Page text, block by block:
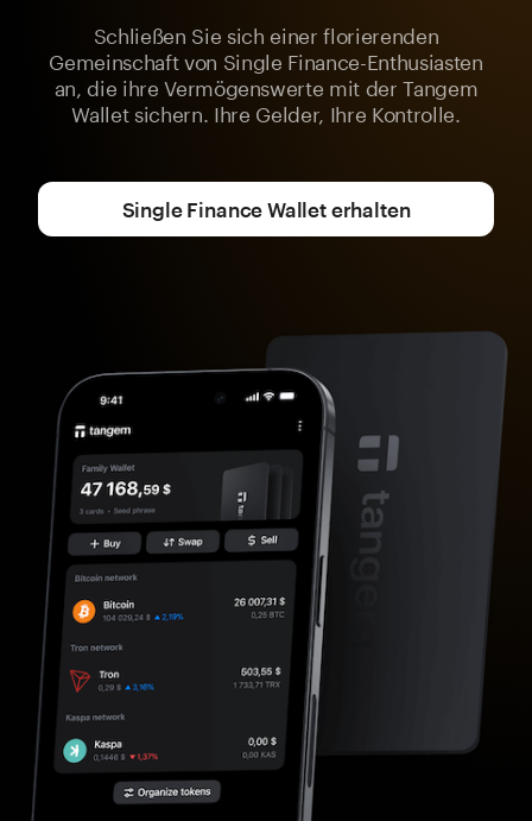
Schließen Sie sich einer florierenden
Gemeinschaft von Single Finance-Enthusiasten
an, die ihre Vermögenswerte mit der Tangem
Wallet sichern. Ihre Gelder, Ihre Kontrolle.
Single Finance Wallet erhalten